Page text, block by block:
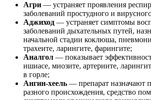
Агри — устраняет проявления
заболеваний простудного и
Аджиход — устраняет симптомы
заболеваний дыхательных путей,
начальной стадии коклюша,
трахеите, ларингите, фарингите;
Аналгол — показывает
ишиасе, миозите, артериите,
в горле;
Ангин-хеель — препарат назначают
разного происхождения, средство